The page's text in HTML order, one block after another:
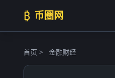
₿ 币圈网
首页 > 金融财经